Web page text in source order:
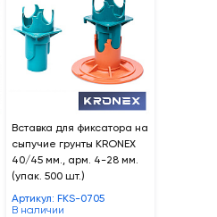
Вставка для фиксатора на
сыпучие грунты KRONEX
40/45 мм., арм. 4-28 мм.
(упак. 500 шт.)
Артикул: FKS-0705
В наличии